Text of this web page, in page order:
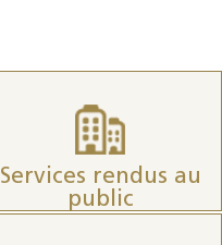
Services rendus au
public